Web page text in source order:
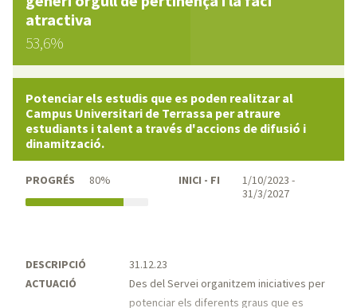
atractiva
53,6%
Potenciar els estudis que es poden realitzar al
Campus Universitari de Terrassa per atraure
estudiants i talent a través d'accions de difusió i
dinamització.
PROGRÉS 80% INICI - FI
1/10/2023 -
31/3/2027
DESCRIPCIÓ
ACTUACIÓ
31.12.23
Des del Servei organitzem iniciatives per
potenciar els diferents graus que es